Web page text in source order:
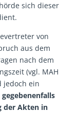
sich dieser
von
aus dem
nach dem
(vgl. MAH
jedoch ein
der Akten in